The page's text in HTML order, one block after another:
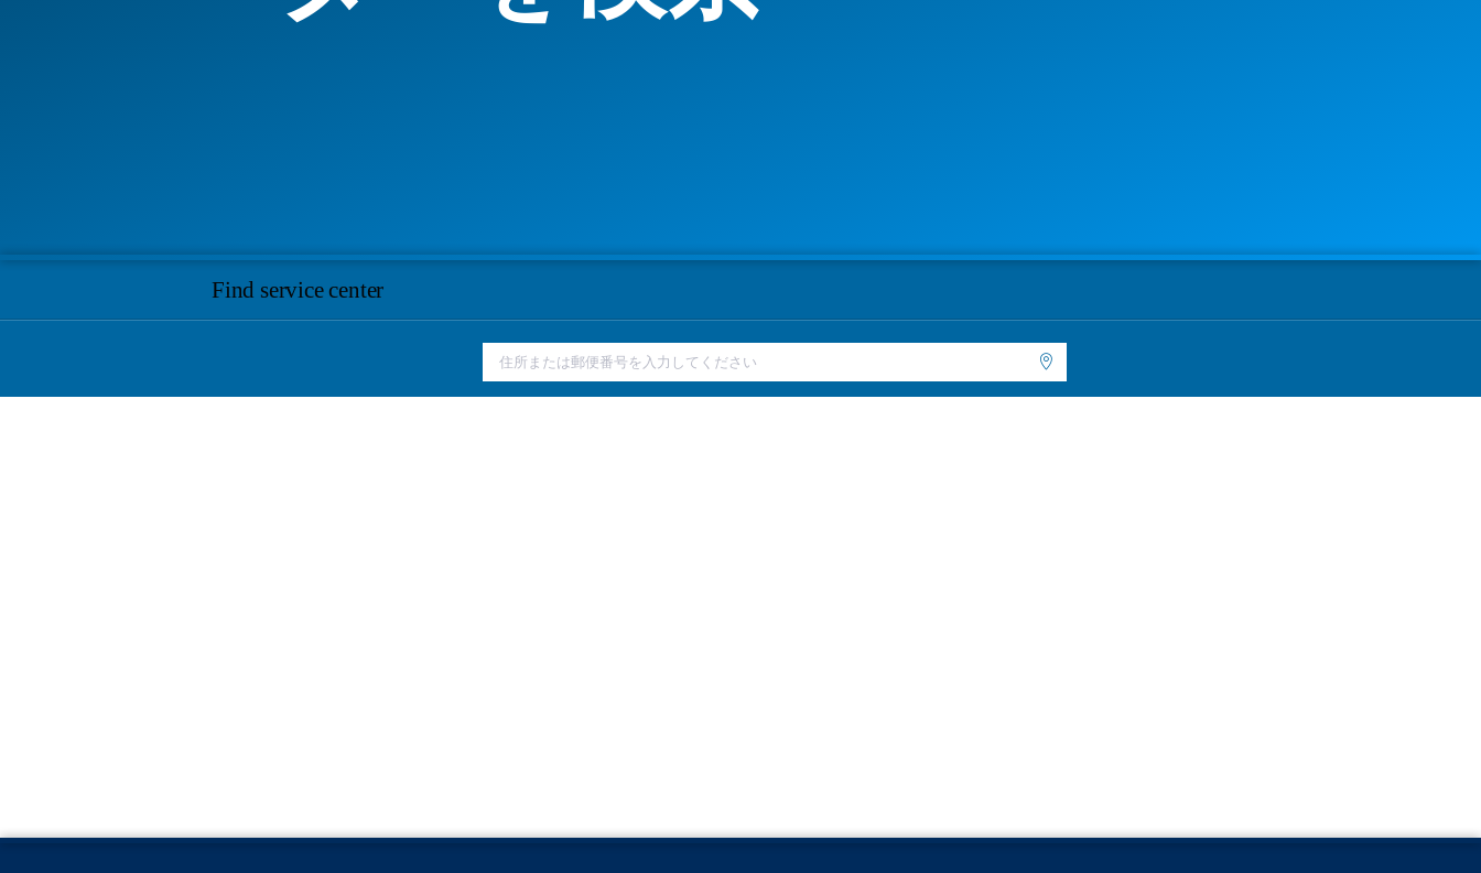
Find service center